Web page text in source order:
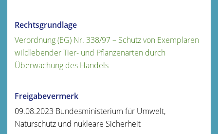
Rechtsgrundlage
Verordnung (EG) Nr. 338/97 – Schutz von Exemplaren
wildlebender Tier- und Pflanzenarten durch
Überwachung des Handels
Freigabevermerk
09.08.2023 Bundesministerium für Umwelt,
Naturschutz und nukleare Sicherheit